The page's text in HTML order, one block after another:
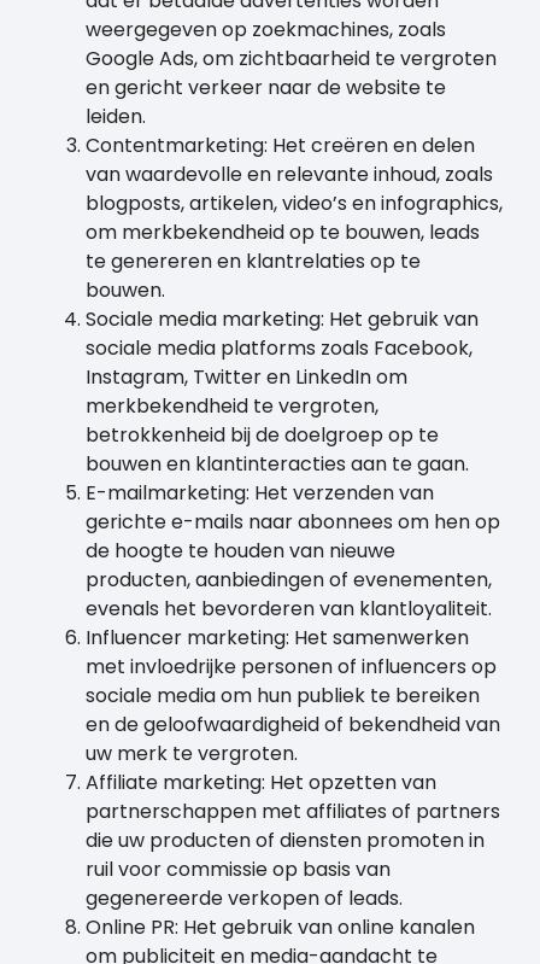
weergegeven op zoekmachines, zoals
Google Ads, om zichtbaarheid te vergroten
en gericht verkeer naar de website te
leiden.
Contentmarketing: Het creëren en delen
van waardevolle en relevante inhoud, zoals
blogposts, artikelen, video’s en infographics,
om merkbekendheid op te bouwen, leads
te genereren en klantrelaties op te
bouwen.
Sociale media marketing: Het gebruik van
sociale media platforms zoals Facebook,
Instagram, Twitter en LinkedIn om
merkbekendheid te vergroten,
betrokkenheid bij de doelgroep op te
bouwen en klantinteracties aan te gaan.
E-mailmarketing: Het verzenden van
gerichte e-mails naar abonnees om hen op
de hoogte te houden van nieuwe
producten, aanbiedingen of evenementen,
evenals het bevorderen van klantloyaliteit.
Influencer marketing: Het samenwerken
met invloedrijke personen of influencers op
sociale media om hun publiek te bereiken
en de geloofwaardigheid of bekendheid van
uw merk te vergroten.
Affiliate marketing: Het opzetten van
partnerschappen met affiliates of partners
die uw producten of diensten promoten in
ruil voor commissie op basis van
gegenereerde verkopen of leads.
Online PR: Het gebruik van online kanalen
om publiciteit en media-aandacht te